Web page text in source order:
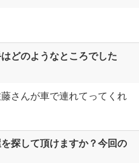
どのようなところでした
さんが車で連れてってくれ
探して頂けますか？今回の